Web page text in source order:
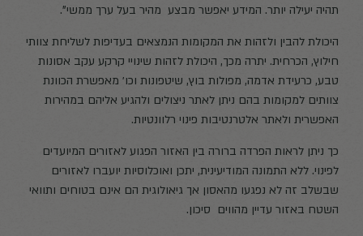
תהיה יעילה יותר. המידע יאפשר מבצע מהיר בעל ערך ממשי".
היכולת להבין ולזהות את המקומות הנמצאים בעדיפות לשליחת צוותי
חילוץ, הכרחית. יתרה מכך, היכולת לזהות שינויי קרקע עקב אסונות
טבע, כרעידת אדמה, מפולות בוץ, שיטפונות וכו׳ מאפשרת הכוונת
צוותים למקומות בהם ניתן לאתר ניצולים ולהגיע אליהם במהירות
האפשרית ולאתר אלטרנטיבות פינוי רלוונטיות.
כך ניתן לראות הפרדה ברורה בין האזור הפגוע לאזורים המיועדים
לפינוי. ללא התמונה המודיעינית, יתכן ואוכלוסיות יועברו לאזורים
שבשלב זה לא נפגעו מהאסון אך גיאולוגית הם אינם בטוחים ותוואי
השטח באזור עדיין מהווים סיכון.